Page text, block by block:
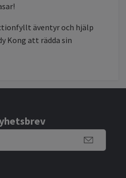
äventyr och hjälp
Kong att rädda sin